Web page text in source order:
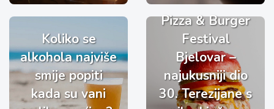
Koliko se
alkohola najviše
smije popiti
kada su vani
Pizza & Burger
Festival
Bjelovar –
najukusniji dio
30. Terezijane s